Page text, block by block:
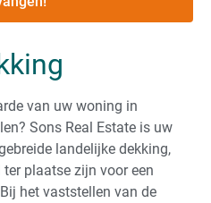
van uw woning in
Sons Real Estate is uw
landelijke dekking,
plaatse zijn voor een
het vaststellen van de